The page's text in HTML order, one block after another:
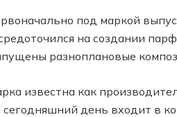
под маркой
на создании
разноплановые
известна как
сегодняшний день входит в